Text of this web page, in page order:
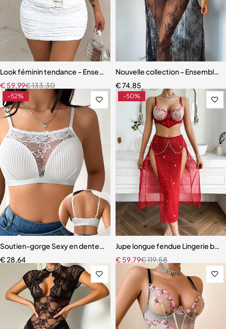
Look féminin tendance – Ensemble coordonné avec texture
€133,30
€ 59,99
Nouvelle collection – Ensemble
€74,85
-52%
Soutien-gorge Sexy en dentelle florale pour femmes, 1 pièce,
€28,64
-50%
Jupe longue fendue Lingerie
€119,58
€ 59,79